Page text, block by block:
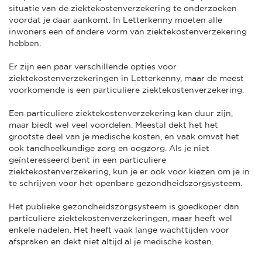
situatie van de ziektekostenverzekering te onderzoeken
voordat je daar aankomt. In Letterkenny moeten alle
inwoners een of andere vorm van ziektekostenverzekering
hebben.
Er zijn een paar verschillende opties voor
ziektekostenverzekeringen in Letterkenny, maar de meest
voorkomende is een particuliere ziektekostenverzekering.
Een particuliere ziektekostenverzekering kan duur zijn,
maar biedt wel veel voordelen. Meestal dekt het het
grootste deel van je medische kosten, en vaak omvat het
ook tandheelkundige zorg en oogzorg. Als je niet
geïnteresseerd bent in een particuliere
ziektekostenverzekering, kun je er ook voor kiezen om je in
te schrijven voor het openbare gezondheidszorgsysteem.
Het publieke gezondheidszorgsysteem is goedkoper dan
particuliere ziektekostenverzekeringen, maar heeft wel
enkele nadelen. Het heeft vaak lange wachttijden voor
afspraken en dekt niet altijd al je medische kosten.